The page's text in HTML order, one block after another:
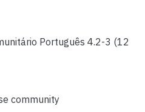
Português 4.2-3 (12
community